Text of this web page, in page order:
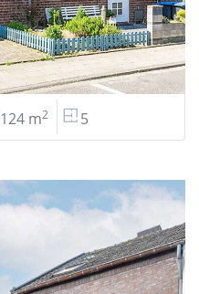
124 m2 5